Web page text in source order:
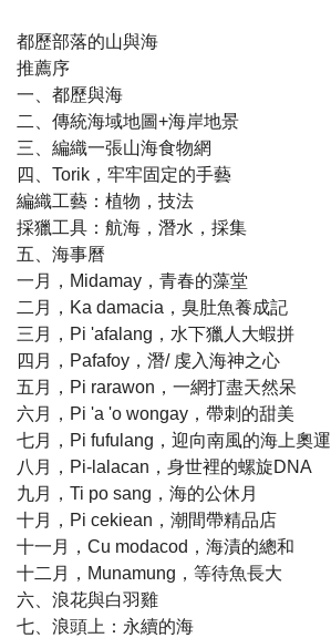
都歷部落的山與海
推薦序
一、都歷與海
二、傳統海域地圖+海岸地景
三、編織一張山海食物網
四、Torik，牢牢固定的手藝
編織工藝：植物，技法
採獵工具：航海，潛水，採集
五、海事曆
一月，Midamay，青春的藻堂
二月，Ka damacia，臭肚魚養成記
三月，Pi 'afalang，水下獵人大蝦拼
四月，Pafafoy，潛/ 虔入海神之心
五月，Pi rarawon，一網打盡天然呆
六月，Pi 'a 'o wongay，帶刺的甜美
七月，Pi fufulang，迎向南風的海上奧運
八月，Pi-lalacan，身世裡的螺旋DNA
九月，Ti po sang，海的公休月
十月，Pi cekiean，潮間帶精品店
十一月，Cu modacod，海漬的總和
十二月，Munamung，等待魚長大
六、浪花與白羽雞
七、浪頭上：永續的海